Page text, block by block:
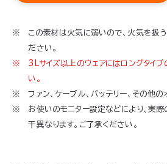
この素材は火気に弱いので、火気を扱
ださい。
3Lサイズ以上のウェアにはロングタイ
い。
ファン、ケーブル、バッテリー、その他の
お使いのモニター設定などにより、実
干異なります。ご了承ください。